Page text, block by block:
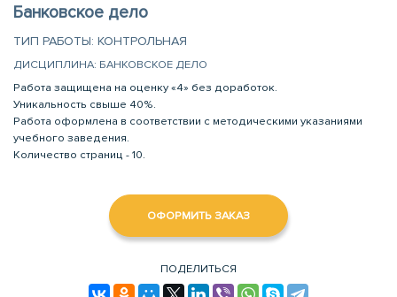
Банковское дело
ТИП РАБОТЫ: КОНТРОЛЬНАЯ
ДИСЦИПЛИНА: БАНКОВСКОЕ ДЕЛО
Работа защищена на оценку «4» без доработок.
Уникальность свыше 40%.
Работа оформлена в соответствии с методическими указаниями
учебного заведения.
Количество страниц - 10.
ОФОРМИТЬ ЗАКАЗ
ПОДЕЛИТЬСЯ